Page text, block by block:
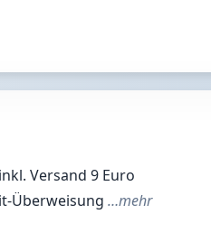
Versand 9 Euro
Überweisung …mehr